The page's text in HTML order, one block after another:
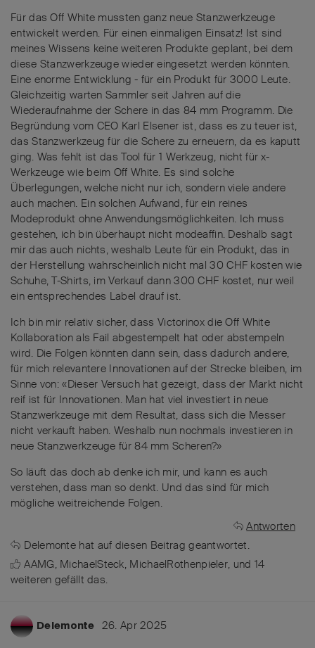
Für das Off White mussten ganz neue Stanzwerkzeuge
entwickelt werden. Für einen einmaligen Einsatz! Ist sind
meines Wissens keine weiteren Produkte geplant, bei dem
diese Stanzwerkzeuge wieder eingesetzt werden könnten.
Eine enorme Entwicklung - für ein Produkt für 3000 Leute.
Gleichzeitig warten Sammler seit Jahren auf die
Wiederaufnahme der Schere in das 84 mm Programm. Die
Begründung vom CEO Karl Elsener ist, dass es zu teuer ist,
das Stanzwerkzeug für die Schere zu erneuern, da es kaputt
ging. Was fehlt ist das Tool für 1 Werkzeug, nicht für x-
Werkzeuge wie beim Off White. Es sind solche
Überlegungen, welche nicht nur ich, sondern viele andere
auch machen. Ein solchen Aufwand, für ein reines
Modeprodukt ohne Anwendungsmöglichkeiten. Ich muss
gestehen, ich bin überhaupt nicht modeaffin. Deshalb sagt
mir das auch nichts, weshalb Leute für ein Produkt, das in
der Herstellung wahrscheinlich nicht mal 30 CHF kosten wie
Schuhe, T-Shirts, im Verkauf dann 300 CHF kostet, nur weil
ein entsprechendes Label drauf ist.
Ich bin mir relativ sicher, dass Victorinox die Off White
Kollaboration als Fail abgestempelt hat oder abstempeln
wird. Die Folgen könnten dann sein, dass dadurch andere,
für mich relevantere Innovationen auf der Strecke bleiben, im
Sinne von: «Dieser Versuch hat gezeigt, dass der Markt nicht
reif ist für Innovationen. Man hat viel investiert in neue
Stanzwerkzeuge mit dem Resultat, dass sich die Messer
nicht verkauft haben. Weshalb nun nochmals investieren in
neue Stanzwerkzeuge für 84 mm Scheren?»
So läuft das doch ab denke ich mir, und kann es auch
verstehen, dass man so denkt. Und das sind für mich
mögliche weitreichende Folgen.
Antworten
Delemonte hat auf diesen Beitrag geantwortet.
AAMG, MichaelSteck, MichaelRothenpieler, und 14
weiteren gefällt das.
Delemonte 26. Apr 2025